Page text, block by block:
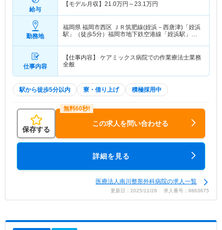
給与
【モデル月収】 21.0万円～23.1万円
勤務地
福岡県 福岡市西区 ＪＲ筑肥線(姪浜－西唐津)「姪浜
駅」（徒歩5分）福岡市地下鉄空港線「姪浜駅」
仕事内容
【仕事内容】 ケアミックス病院での作業療法士業務
全般
駅から徒歩5分以内 寮・借り上げ 積極採用中
保存する
この求人を問い合わせる
詳細を見る
医療法人南川整形外科病院の求人一覧
更新日：2025/11/28 求人番号：9863675